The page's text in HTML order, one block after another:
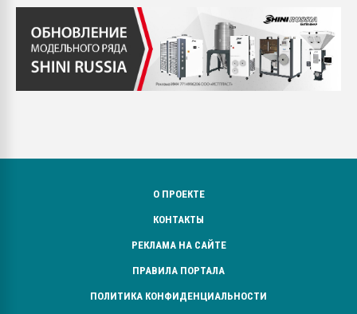
О ПРОЕКТЕ
КОНТАКТЫ
РЕКЛАМА НА САЙТЕ
ПРАВИЛА ПОРТАЛА
ПОЛИТИКА КОНФИДЕНЦИАЛЬНОСТИ